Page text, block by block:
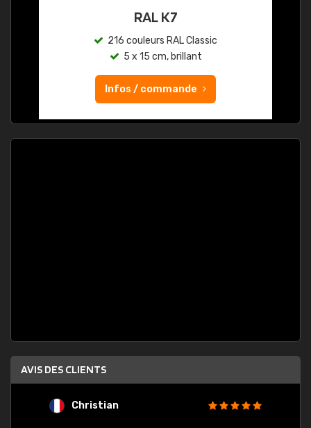
RAL K7
216 couleurs RAL Classic
5 x 15 cm, brillant
Infos / commande
AVIS DES CLIENTS
Christian